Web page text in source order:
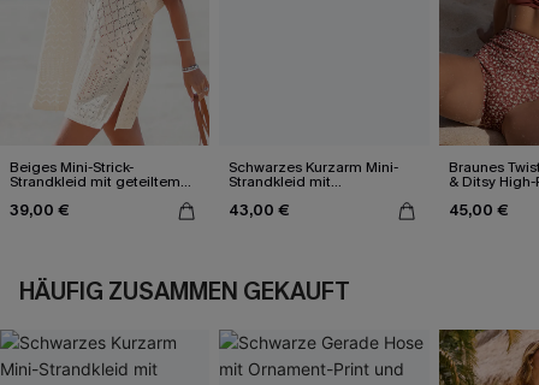
Beiges Mini-Strick-
Strandkleid mit geteiltem
39,00 €
Schwarzes Kurzarm Mini-
Strandkleid mit
43,00 €
Braunes
& Ditsy
45,00 €
HÄUFIG ZUSAMMEN GEKAUFT